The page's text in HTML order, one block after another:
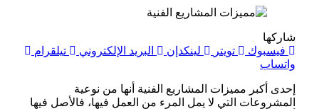
شاركها
فيسبوك
تويتر لينكدإن البريد الإلكتروني
تيلقرام
واتساب
إحدى أكبر مميزات المشاريع الفنية أنها من نوعية
المشروعات التي لا يمل المرء من العمل فيها، فالأصل فيها